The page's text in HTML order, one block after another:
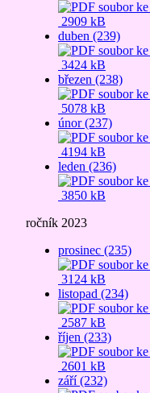
2909 kB
duben (239)
3424 kB
březen (238)
5078 kB
únor (237)
4194 kB
leden (236)
3850 kB
ročník 2023
prosinec (235)
3124 kB
listopad (234)
2587 kB
říjen (233)
2601 kB
září (232)